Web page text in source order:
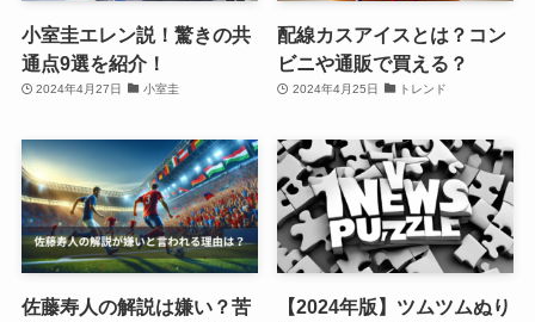
小室圭エレン説！驚きの共
通点9選を紹介！
2024年4月27日 小室圭
配線カスアイスとは？コン
ビニや通販で買える？
2024年4月25日 トレンド
佐藤寿人の解説は嫌い？苦
【2024年版】ツムツムぬり